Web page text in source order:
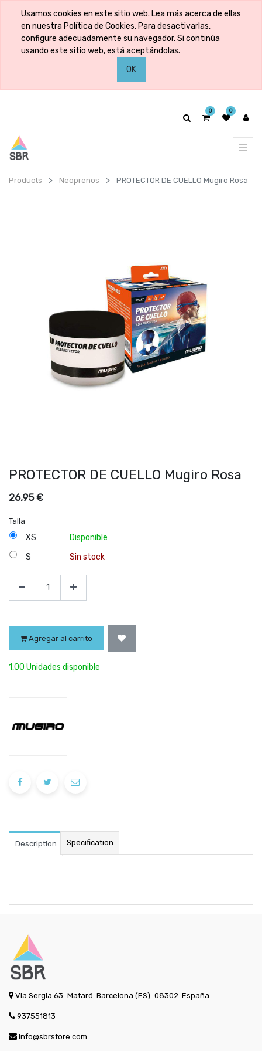
Usamos cookies en este sitio web. Lea más acerca de ellas
en nuestra Política de Cookies. Para desactivarlas,
configure adecuadamente su navegador. Si continúa
usando este sitio web, está aceptándolas.
OK
0 0
Products Neoprenos PROTECTOR DE CUELLO Mugiro Rosa
PROTECTOR DE CUELLO Mugiro Rosa
26,95€
Talla
XS
Disponible
S
Sin stock
Agregar al carrito
1,00 Unidades disponible
Description Specification
Via Sergia 63 Mataró Barcelona (ES) 08302 España
937551813
info@sbrstore.com